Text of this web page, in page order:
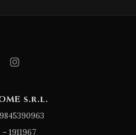
s.r.l.
1911967